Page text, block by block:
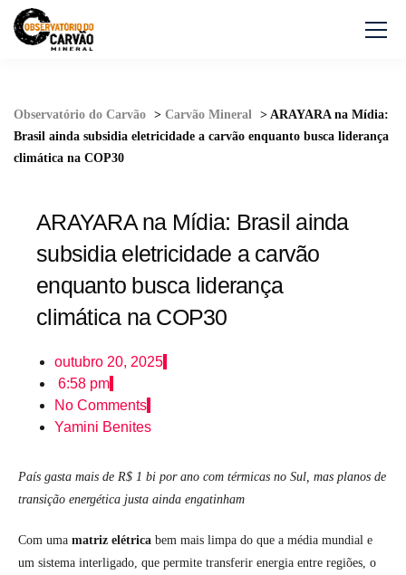
Observatório do Carvão > Carvão Mineral > ARAYARA na Mídia:
Brasil ainda subsidia eletricidade a carvão enquanto busca liderança
climática na COP30
ARAYARA na Mídia: Brasil ainda
subsidia eletricidade a carvão
enquanto busca liderança
climática na COP30
outubro 20, 2025
6:58 pm
No Comments
Yamini Benites
País gasta mais de R$ 1 bi por ano com térmicas no Sul, mas planos de
transição energética justa ainda engatinham
Com uma matriz elétrica bem mais limpa do que a média mundial e
um sistema interligado, que permite transferir energia entre regiões, o